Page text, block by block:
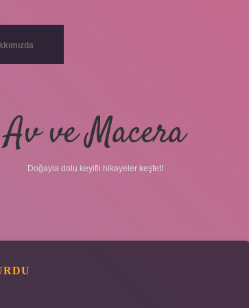
Av ve Macera
Doğayla dolu keyifli hikayeler keşfet!